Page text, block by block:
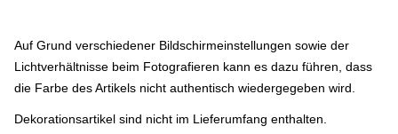
Auf Grund verschiedener Bildschirmeinstellungen sowie der
Lichtverhältnisse beim Fotografieren kann es dazu führen, dass
die Farbe des Artikels nicht authentisch wiedergegeben wird.
Dekorationsartikel sind nicht im Lieferumfang enthalten.